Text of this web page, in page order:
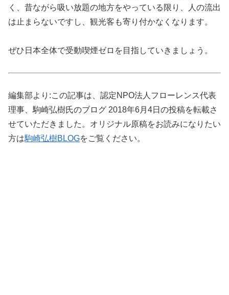
く、昔ながら吸い放題の地方をやっている限り、人の流出
は止まらないですし、観光客も寄り付かなくなります。
ぜひ日本全体で受動喫煙ゼロを目指していきましょう。
編集部より:この記事は、認定NPO法人フローレンス代表
理事、駒崎弘樹氏のブログ 2018年6月4日の投稿を転載さ
せていただきました。オリジナル原稿をお読みになりたい
方は駒崎弘樹BLOGをご覧ください。